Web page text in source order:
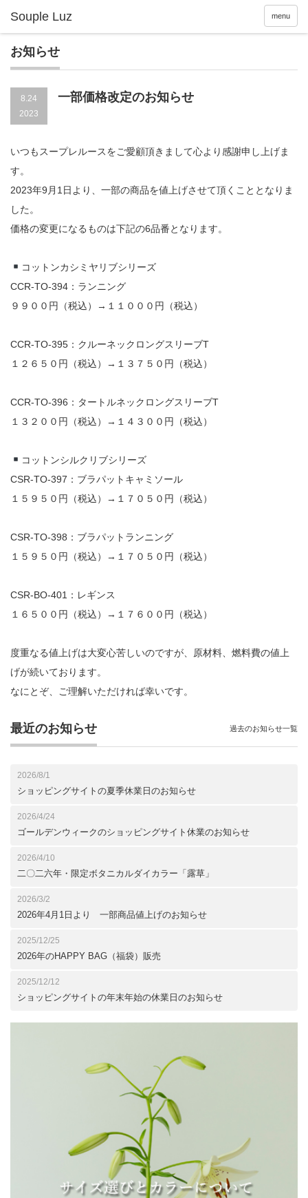
menu
お知らせ
8.24
2023
一部価格改定のお知らせ
いつもスープレルースをご愛顧頂きまして心より感謝申し上げま
す。
2023年9月1日より、一部の商品を値上げさせて頂くこととなりま
した。
価格の変更になるものは下記の6品番となります。
コットンカシミヤリブシリーズ
CCR-TO-394：ランニング
９９００円（税込）→１１０００円（税込）
CCR-TO-395：クルーネックロングスリーブT
１２６５０円（税込）→１３７５０円（税込）
CCR-TO-396：タートルネックロングスリーブT
１３２００円（税込）→１４３００円（税込）
コットンシルクリブシリーズ
CSR-TO-397：ブラパットキャミソール
１５９５０円（税込）→１７０５０円（税込）
CSR-TO-398：ブラパットランニング
１５９５０円（税込）→１７０５０円（税込）
CSR-BO-401：レギンス
１６５００円（税込）→１７６００円（税込）
度重なる値上げは大変心苦しいのですが、原材料、燃料費の値上
げが続いております。
なにとぞ、ご理解いただければ幸いです。
最近のお知らせ
2026/8/1
ショッピングサイトの夏季休業日のお知らせ
2026/4/24
ゴールデンウィークのショッピングサイト休業のお知らせ
2026/4/10
二〇二六年・限定ボタニカルダイカラー「露草」
2026/3/2
2026年4月1日より 一部商品値上げのお知らせ
2025/12/25
2026年のHAPPY BAG（福袋）販売
2025/12/12
ショッピングサイトの年末年始の休業日のお知らせ
過去のお知らせ一覧